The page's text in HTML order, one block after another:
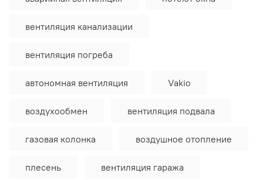
вентиляция канализации
вентиляция погреба
автономная вентиляция Vakio
воздухообмен вентиляция подвала
газовая колонка воздушное отопление
плесень вентиляция гаража